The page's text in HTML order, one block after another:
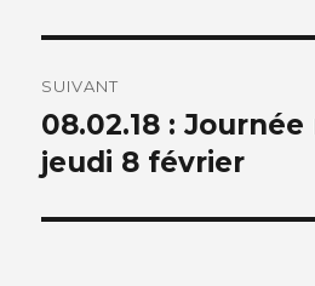
SUIVANT
Article
suivant :
08.02.18 :
jeudi 8 février